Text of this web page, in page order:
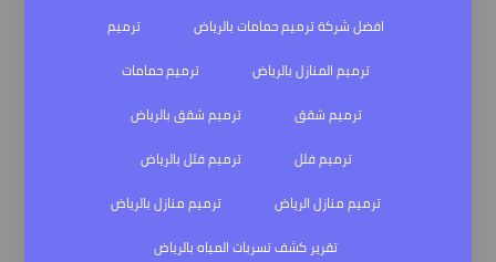
افضل شركة ترميم حمامات بالرياض
ترميم
ترميم المنازل بالرياض
ترميم حمامات
ترميم شقق
ترميم شقق بالرياض
ترميم فلل
ترميم فلل بالرياض
ترميم منازل الرياض
ترميم منازل بالرياض
تقرير كشف تسربات المياه بالرياض